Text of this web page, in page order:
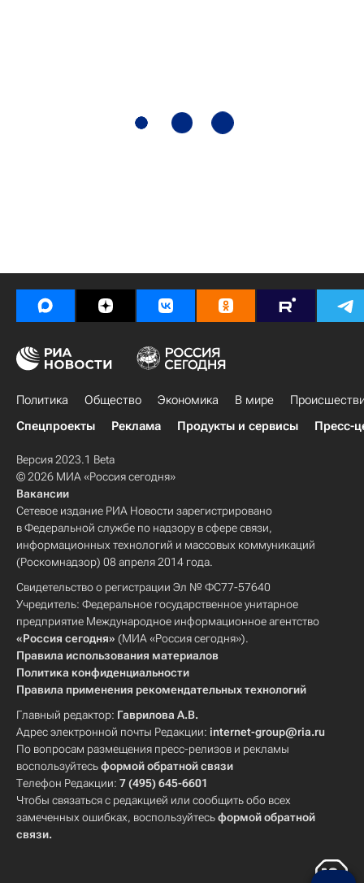
Политика Общество Экономика В мире
Спецпроекты
Реклама Продукты и сервисы Пресс-
Версия 2023.1 Beta
© 2026 МИА «Россия сегодня»
Вакансии
Сетевое издание РИА Новости зарегистрировано
в Федеральной службе по надзору в сфере связи,
информационных технологий и массовых коммуникаций
(Роскомнадзор) 08 апреля 2014 года.
Свидетельство о регистрации Эл № ФС77-57640
Учредитель: Федеральное государственное унитарное
предприятие Международное информационное агентство
«Россия сегодня» (МИА «Россия сегодня»).
Правила использования материалов
Политика конфиденциальности
Правила применения рекомендательных технологий
Главный редактор: Гаврилова А.В.
Адрес электронной почты Редакции: internet-group@ria.ru
По вопросам размещения пресс-релизов и рекламы
воспользуйтесьформой обратной связи
Телефон Редакции: 7 (495) 645-6601
Чтобы связаться с редакцией или сообщить обо всех
замеченных ошибках, воспользуйтесьформой обратной
связи.